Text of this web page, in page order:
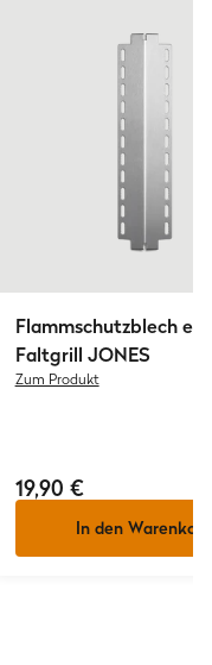
Flammschutzblech
Faltgrill JONES
Zum Produkt
19,90 €
In den Warenkorb